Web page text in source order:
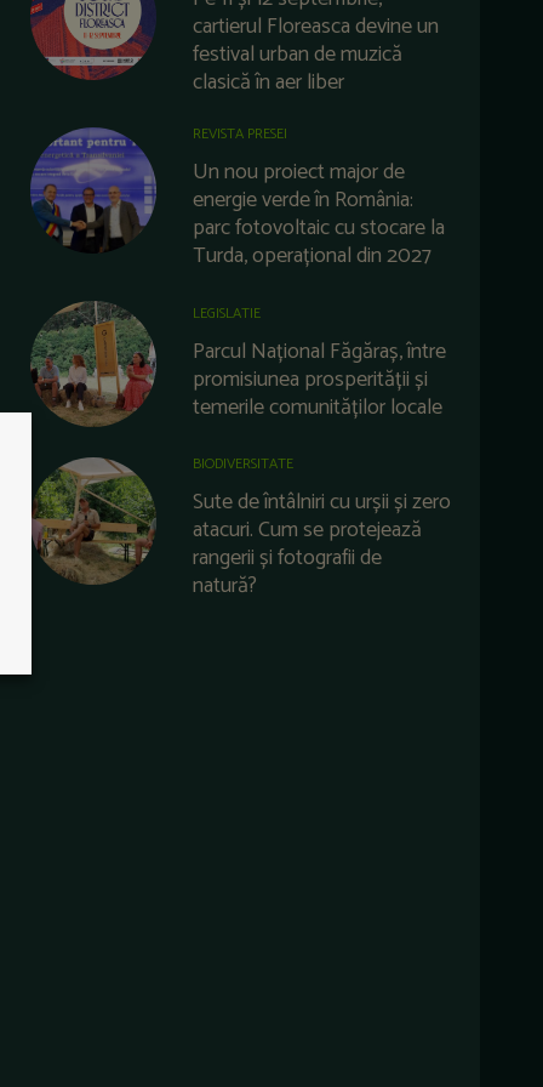
cartierul Floreasca devine un
festival urban de muzică
clasică în aer liber
REVISTA PRESEI
Un nou proiect major de
energie verde în România:
parc fotovoltaic cu stocare la
Turda, operațional din 2027
LEGISLATIE
Parcul Național Făgăraș, între
promisiunea prosperității și
temerile comunităților locale
BIODIVERSITATE
Sute de întâlniri cu urșii și zero
atacuri. Cum se protejează
rangerii și fotografii de
natură?